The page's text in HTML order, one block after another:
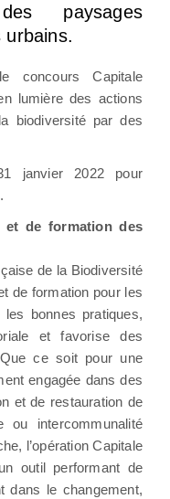
paysages
urbains.
concours Capitale
lumière des actions
biodiversité par des
janvier 2022 pour
.
et de formation des
de la Biodiversité
de formation pour les
bonnes pratiques,
et favorise des
ce soit pour une
engagée dans des
et de restauration de
intercommunalité
l’opération Capitale
outil performant de
dans le changement,